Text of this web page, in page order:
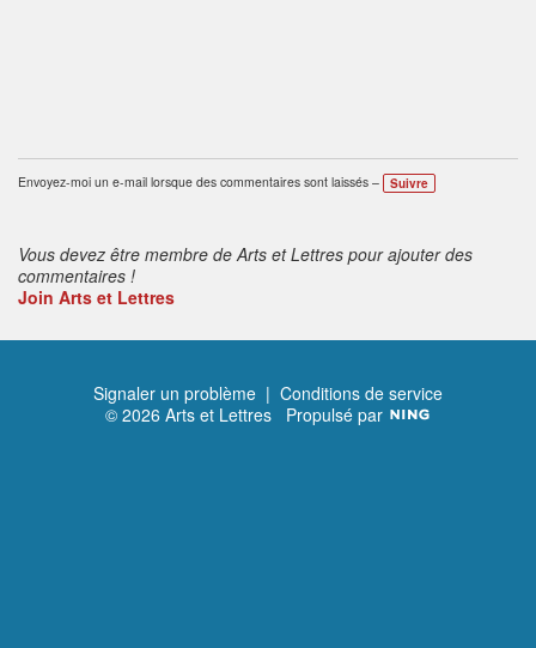
Envoyez-moi un e-mail lorsque des commentaires sont laissés – Suivre
Vous devez être membre de Arts et Lettres pour ajouter des
commentaires !
Join Arts et Lettres
Signaler un problème | Conditions de service
© 2026 Arts et Lettres Propulsé par